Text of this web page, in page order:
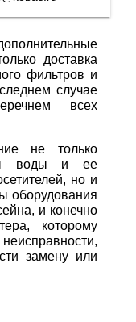
доставка
фильтров и
случае
всех
воды и ее
но и
оборудования
и конечно
которому
замену или